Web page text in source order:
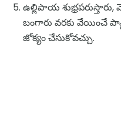
ఉల్లిపాయ
బంగారు వరకు వేయించే
జోక్యం చేసుకోవచ్చు.